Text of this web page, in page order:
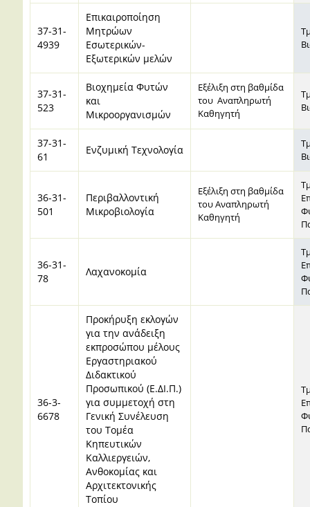
37-31-
4939
Επικαιροποίηση
Μητρώων
Εσωτερικών-
Εξωτερικών μελών
37-31-
523
Βιοχημεία Φυτών
και
Μικροοργανισμών
Eξέλιξη στη βαθμίδα
του Αναπληρωτή
Καθηγητή
37-31-
61
Ενζυμική Τεχνολογία
36-31-
501
Περιβαλλοντική
Μικροβιολογία
Eξέλιξη στη βαθμίδα
του Αναπληρωτή
Καθηγητή
36-31-
78
Λαχανοκομία
36-3-
6678
Προκήρυξη εκλογών
για την ανάδειξη
εκπροσώπου μέλους
Εργαστηριακού
Διδακτικού
Προσωπικού (Ε.ΔΙ.Π.)
για συμμετοχή στη
Γενική Συνέλευση
του Τομέα
Κηπευτικών
Καλλιεργειών,
Ανθοκομίας και
Αρχιτεκτονικής
Τοπίου